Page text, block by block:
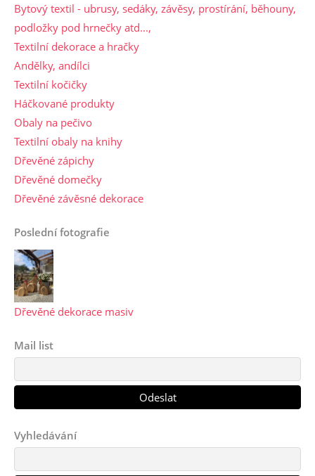
Bytový textil - ubrusy, sedáky, závěsy, prostírání, běhouny,
podložky pod hrnečky atd...,
Textilní dekorace a hračky
Andělky, andílci
Textilní kočičky
Háčkované produkty
Obaly na pečivo
Textilní obaly na knihy
Dřevěné zápichy
Dřevěné domečky
Dřevěné závěsné dekorace
Poslední fotografie
Dřevěné dekorace masiv
Mail list
Vyhledávání